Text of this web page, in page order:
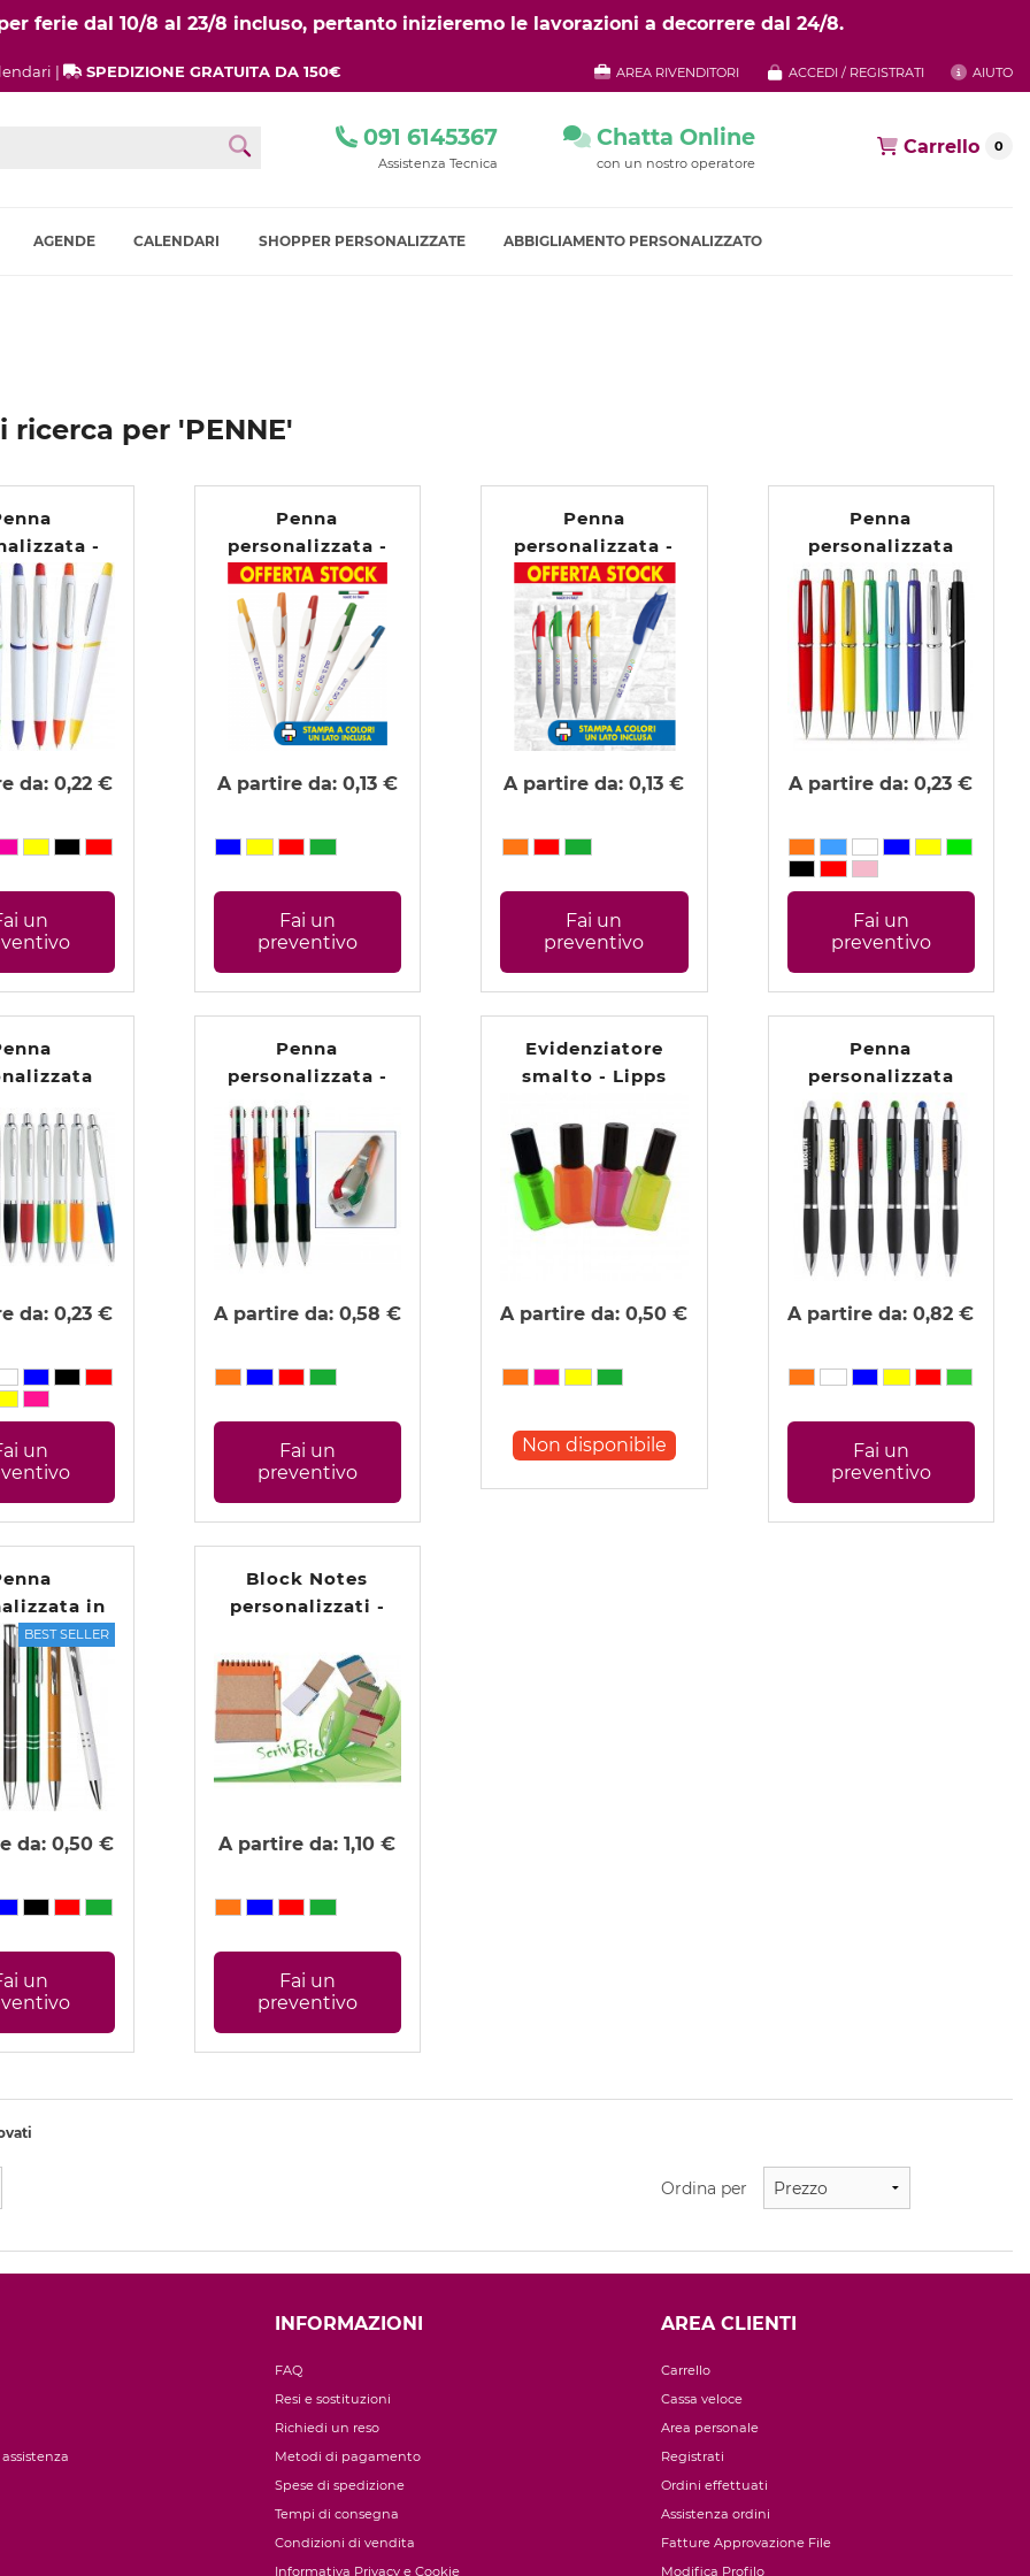
ferie dal 10/8 al 23/8 incluso, pertanto inizieremo le lavorazioni a decorrere dal 24/8.
| SPEDIZIONE GRATUITA DA 150€ AREA RIVENDITORI ACCEDI / REGISTRATI AIUTO
091 6145367
Assistenza Tecnica
Chatta Online
con un nostro operatore
Carrello 0
AGENDE CALENDARI SHOPPER PERSONALIZZATE ABBIGLIAMENTO PERSONALIZZATO
ricerca per 'PENNE'
-
Pastel
da: 0,22 €
un
Penna
personalizzata -
Tilt - STOCK
A partire da: 0,13 €
Fai un
preventivo
Penna
personalizzata -
Dixi
A partire da: 0,13 €
Fai un
preventivo
Penna
personalizzata
Vanera
A partire da: 0,23 €
Fai un
preventivo
da: 0,23 €
un
Penna
personalizzata -
Fourfour
A partire da: 0,58 €
Fai un
preventivo
Evidenziatore
smalto - Lipps
A partire da: 0,50 €
Non disponibile
Penna
personalizzata
touch con led -
Iride
A partire da: 0,82 €
Fai un
preventivo
in
Soffy
BEST SELLER
da: 0,50 €
un
Block Notes
personalizzati -
A partire da: 1,10 €
Fai un
preventivo
Ordina per
INFORMAZIONI
FAQ
Resi e sostituzioni
Richiedi un reso
Metodi di pagamento
Spese di spedizione
Tempi di consegna
Condizioni di vendita
Informativa Privacy e Cookie
AREA CLIENTI
Carrello
Cassa veloce
Area personale
Registrati
Ordini effettuati
Assistenza ordini
Fatture Approvazione File
Modifica Profilo